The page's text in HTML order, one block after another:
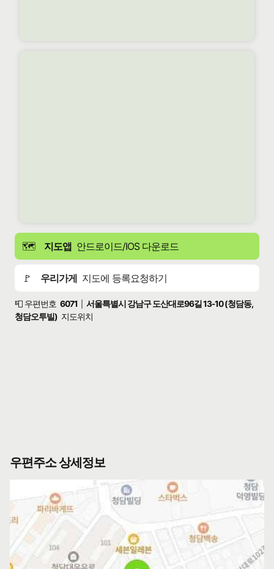
🗺️ 지도앱 안드로이드/IOS 다운로드
🚩 우리가게 지도에 등록요청하기
📮 우편번호 6071
서울특별시 강남구 도산대로96길 13-10 (청담동,
청담오투빌) 지도위치
우편주소 상세정보